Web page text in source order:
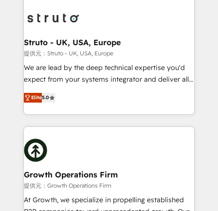
website development Award-winning creative
design We live and breathe HubSpot and are ready
bespoke HubSpot solutions tailored to drive
Choose Nexa Cognition? 🚀 HubSpot Expertise: Our
certified team specialises in CRM implementation,
marketing automation, and revenue operations. 🤝
Custom Solutions: From onboarding and
HubSpot with your business needs. 🌟 Proven
Results: We’ve helped businesses of all sizes
Packages: Choose ongoing support or project-based
solutions. We offer service packages designed to fit
Struto - UK, USA, Europe
提供元：Struto - UK, USA, Europe
We are lead by the deep technical expertise you'd
expect from your systems integrator and deliver all
the agency services you'd expect from your
HubSpot Solutions Partner. As one of the UK's
longest-standing partners, we are experts at
maximising the value of the HubSpot platform and
building an integrated growth stack that brings your
business, operational and technical requirements to
life, and creates a 360˚ view of your customer to
help your teams do more. We specialise in HubSpot
technical services, website design and development
as well as agency services that help set you up for
success. Now, more than ever you need to connect
Elite5.0
Growth Operations Firm
提供元：Growth Operations Firm
At Growth, we specialize in propelling established